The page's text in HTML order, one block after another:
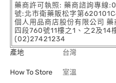
藥商許可執照: 藥商諮詢專線
號:北市衛藥販松字第
個人用品商店股份有限公司
四段760號11樓之1、之2及14
(02)27421234
產地
台灣
How To Store 室溫